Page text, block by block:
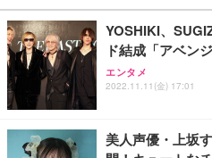
YOSHIKI、
ド結成「アベン
エンタメ
2022.11.11(金) 17:01
美人声優・上坂